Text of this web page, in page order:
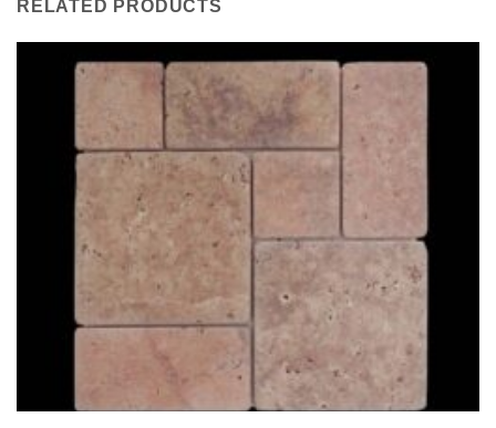
RELATED PRODUCTS